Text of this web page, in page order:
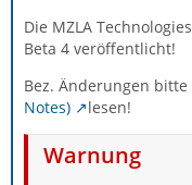
Die MZLA
Beta 4 veröffentlicht!
Bez. Änderungen bitte
Notes)
lesen!
Warnung